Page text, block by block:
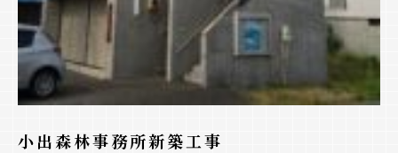
小出森林事務所新築工事